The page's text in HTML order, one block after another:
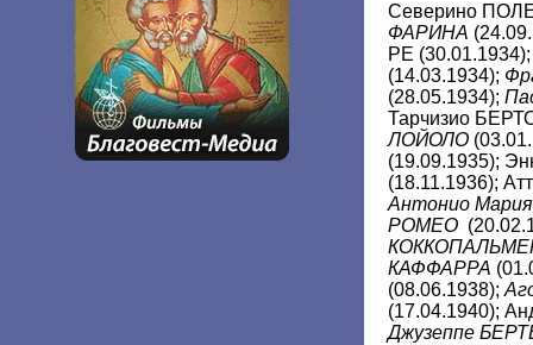
Северино
ФАРИНА
РЕ
(14.03.1934);
(28.05.1934);
Тарчизио
ЛОЙОЛО
(19.09.1935);
(18.11.1936);
Антонио
РОМЕО
КАФФАРРА
(08.06.1938);
(17.04.1940);
Джузеппе